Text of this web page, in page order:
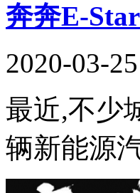
奔奔E-
2020-03-
最近,不少
辆新能源